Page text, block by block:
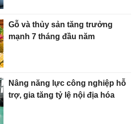
Gỗ và thủy sản tăng trưởng
mạnh 7 tháng đầu năm
Nâng năng lực công nghiệp hỗ
trợ, gia tăng tỷ lệ nội địa hóa